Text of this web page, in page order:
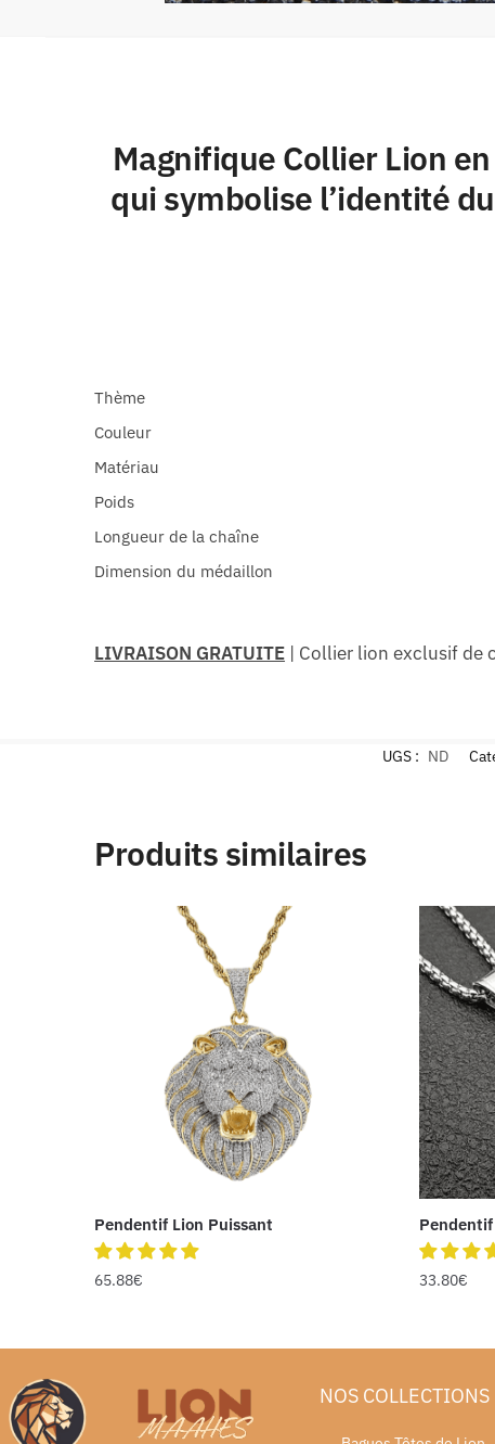
Magnifique Collier Lion
qui symbolise l’identité
Thème
Couleur
Matériau
Poids
Longueur de la chaîne
Dimension du médaillon
LIVRAISON GRATUITE | Collier lion exclusif de
UGS : ND
Produits similaires
Pendentif Lion Puissant
65.88€ 33.80€
NOS COLLECTIONS